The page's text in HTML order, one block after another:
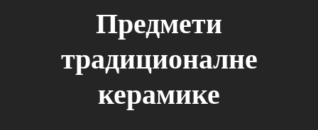
Предмети
традиционалне
керамике